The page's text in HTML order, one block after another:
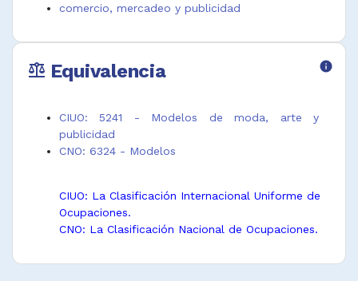
comercio, mercadeo y publicidad
balance Equivalencia info
CIUO: 5241 - Modelos de moda, arte y
publicidad
CNO: 6324 - Modelos
CIUO: La Clasificación Internacional Uniforme de
Ocupaciones.
CNO: La Clasificación Nacional de Ocupaciones.